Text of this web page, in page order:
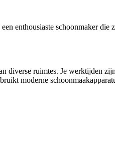
enthousiaste schoonmaker die
diverse ruimtes. Je werktijden
moderne